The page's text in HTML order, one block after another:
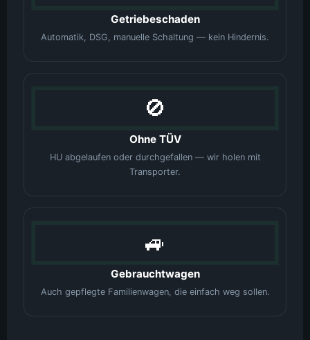
Getriebeschaden
Automatik, DSG, manuelle Schaltung — kein Hindernis.
🚫
Ohne TÜV
HU abgelaufen oder durchgefallen — wir holen mit
Transporter.
🚙
Gebrauchtwagen
Auch gepflegte Familienwagen, die einfach weg sollen.